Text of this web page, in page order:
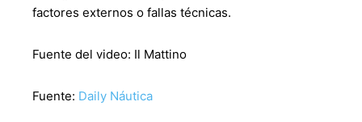
factores externos o fallas técnicas.
Fuente del video: Il Mattino
Fuente: Daily Náutica